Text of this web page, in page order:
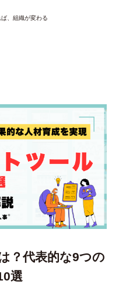
、組織が変わる
人事採用おまかせパック
人事 コンサルティング
導入事例
コラム
？代表的な9つの
選